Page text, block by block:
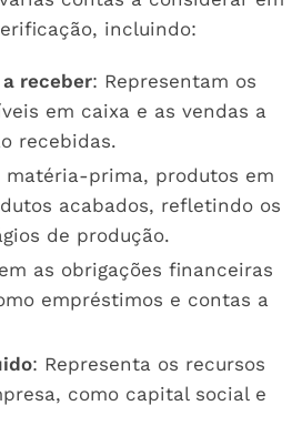
incluindo:
receber: Representam os
em caixa e as vendas a
recebidas.
matéria-prima, produtos em
acabados, refletindo os
de produção.
as obrigações financeiras
empréstimos e contas a
: Representa os recursos
como capital social e